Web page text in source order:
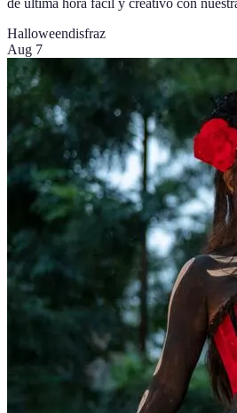
de última hora fácil y creativo con
Halloweendisfraz
Aug 7